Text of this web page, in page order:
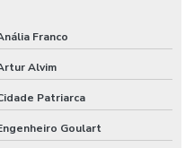
Franco
Alvim
Patriarca
Goulart